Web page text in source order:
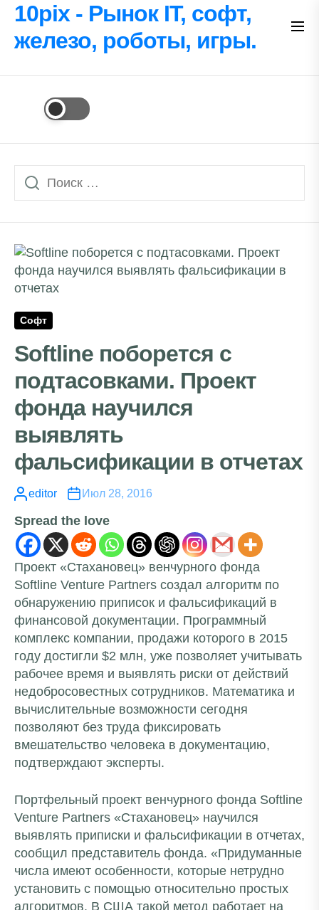
Перейти
содержимому
10pix - Рынок IT, софт,
железо, роботы, игры.
Софт
Softline поборется с
подтасовками. Проект
фонда научился
выявлять
фальсификации в отчетах
editor Июл 28, 2016
Spread the love
Проект «Стахановец» венчурного фонда
Softline Venture Partners создал алгоритм по
обнаружению приписок и фальсификаций в
финансовой документации. Программный
комплекс компании, продажи которого в 2015
году достигли $2 млн, уже позволяет учитывать
рабочее время и выявлять риски от действий
недобросовестных сотрудников. Математика и
вычислительные возможности сегодня
позволяют без труда фиксировать
вмешательство человека в документацию,
подтверждают эксперты.
Портфельный проект венчурного фонда Softline
Venture Partners «Стахановец» научился
выявлять приписки и фальсификации в отчетах,
сообщил представитель фонда. «Придуманные
числа имеют особенности, которые нетрудно
установить с помощью относительно простых
алгоритмов. В США такой метод работает на